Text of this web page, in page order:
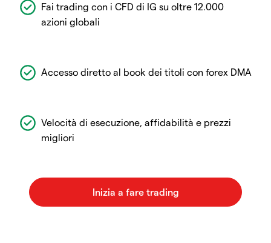
Fai trading con i CFD di IG su oltre 12.000
azioni globali
Accesso diretto al book dei titoli con forex DMA
Velocità di esecuzione, affidabilità e prezzi
migliori